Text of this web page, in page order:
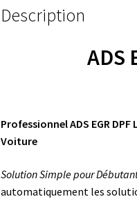
Description
ADS
Professionnel ADS EGR DPF
Voiture
Solution Simple pour
automatiquement les